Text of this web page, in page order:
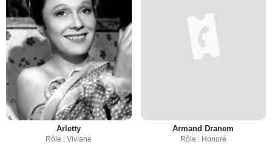
Arletty
Rôle : Viviane
Armand Dranem
Rôle : Honoré